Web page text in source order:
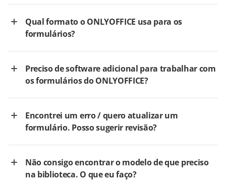
Qual formato o ONLYOFFICE usa para os
formulários?
Preciso de software adicional para trabalhar com
os formulários do ONLYOFFICE?
Encontrei um erro / quero atualizar um
formulário. Posso sugerir revisão?
Não consigo encontrar o modelo de que preciso
na biblioteca. O que eu faço?